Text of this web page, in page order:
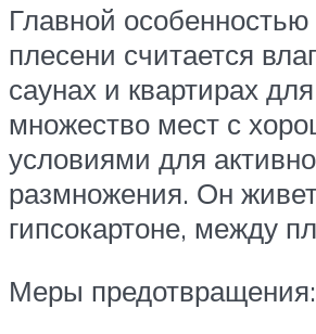
Главной
плесени считается
саунах и квартирах
множество мест с
условиями для
размножения. Он
гипсокартоне, между
Меры предотвращения: